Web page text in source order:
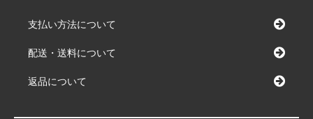
支払い方法について
配送・送料について
返品について